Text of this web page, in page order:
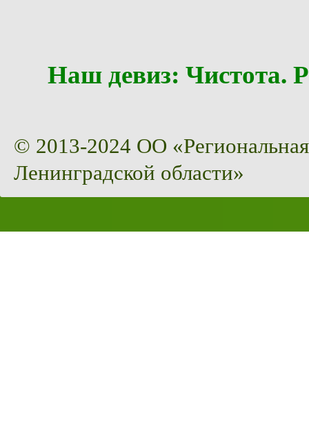
Наш девиз:
© 2013-2024 ОО
Ленинградской области»